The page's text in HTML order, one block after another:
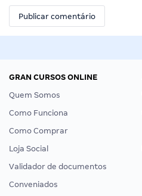
GRAN CURSOS ONLINE
Quem Somos
Como Funciona
Como Comprar
Loja Social
Validador de documentos
Conveniados